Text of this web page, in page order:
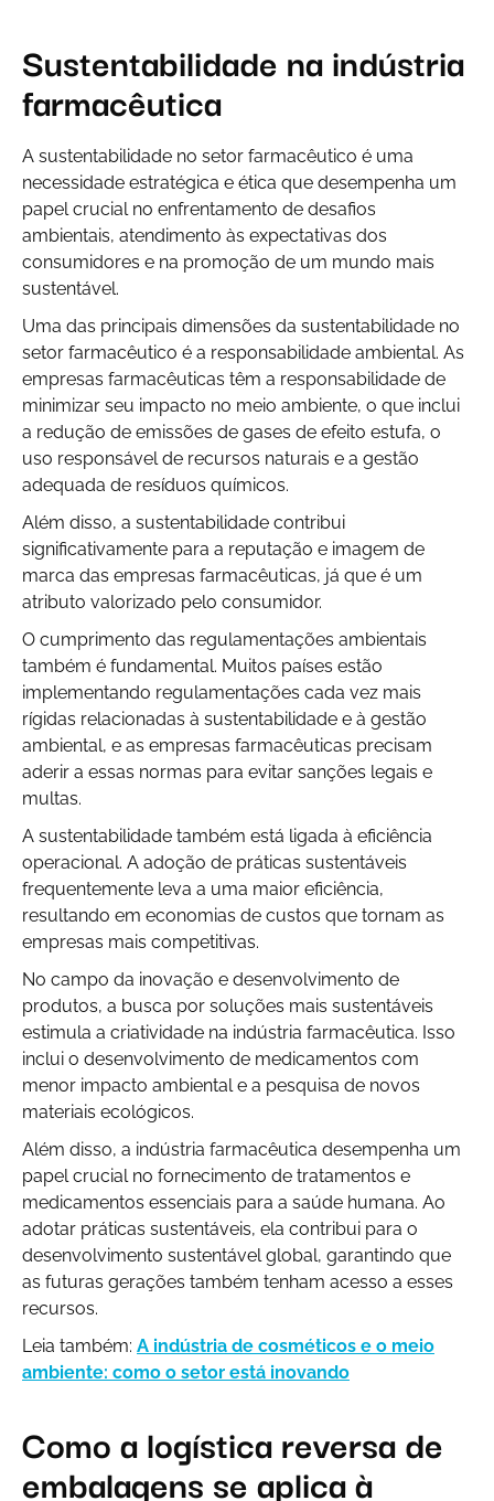
Sustentabilidade na indústria
farmacêutica
A sustentabilidade no setor farmacêutico é uma
necessidade estratégica e ética que desempenha um
papel crucial no enfrentamento de desafios
ambientais, atendimento às expectativas dos
consumidores e na promoção de um mundo mais
sustentável.
Uma das principais dimensões da sustentabilidade no
setor farmacêutico é a responsabilidade ambiental. As
empresas farmacêuticas têm a responsabilidade de
minimizar seu impacto no meio ambiente, o que inclui
a redução de emissões de gases de efeito estufa, o
uso responsável de recursos naturais e a gestão
adequada de resíduos químicos.
Além disso, a sustentabilidade contribui
significativamente para a reputação e imagem de
marca das empresas farmacêuticas, já que é um
atributo valorizado pelo consumidor.
O cumprimento das regulamentações ambientais
também é fundamental. Muitos países estão
implementando regulamentações cada vez mais
rígidas relacionadas à sustentabilidade e à gestão
ambiental, e as empresas farmacêuticas precisam
aderir a essas normas para evitar sanções legais e
multas.
A sustentabilidade também está ligada à eficiência
operacional. A adoção de práticas sustentáveis
frequentemente leva a uma maior eficiência,
resultando em economias de custos que tornam as
empresas mais competitivas.
No campo da inovação e desenvolvimento de
produtos, a busca por soluções mais sustentáveis
estimula a criatividade na indústria farmacêutica. Isso
inclui o desenvolvimento de medicamentos com
menor impacto ambiental e a pesquisa de novos
materiais ecológicos.
Além disso, a indústria farmacêutica desempenha um
papel crucial no fornecimento de tratamentos e
medicamentos essenciais para a saúde humana. Ao
adotar práticas sustentáveis, ela contribui para o
desenvolvimento sustentável global, garantindo que
as futuras gerações também tenham acesso a esses
recursos.
Leia também: A indústria de cosméticos e o meio
ambiente: como o setor está inovando
Como a logística reversa de
embalagens se aplica à